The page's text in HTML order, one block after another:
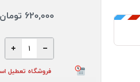
620,000 تومان
فروشگاه تعطیل